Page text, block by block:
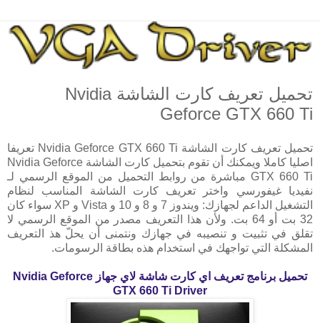
تحميل تعريف كارت الشاشة Nvidia
Geforce GTX 660 Ti
تحميل تعريف كارت الشاشة Nvidia Geforce GTX 660 Ti تعريفا
اصليا كاملا ويمكنك أن تقوم بتحميل كارت الشاشة Nvidia Geforce
GTX 660 Ti مباشرة من روابط التحميل من الموقع الرسمي لـ
نفيديا غيفورسي واختر تعريف كارت الشاشة المناسب لنظام
التشغيل الداعم لجهازك: ويندوز 7 و 8 و 10 و Vista و XP سواء كان
32 بت أو 64 بت. ولأن هذا التعريف مصدر من الموقع الرسمي لا
تقلق في تثبيت و تنصيبه في جهازك ونتمنى أن يحلّ هذ التعريف
المشكلة التي تواجهك في استخدام هذه بطاقة الرسومات.
تحميل برنامج تعريف اي كارت شاشة لاي جهاز Nvidia Geforce
GTX 660 Ti Driver